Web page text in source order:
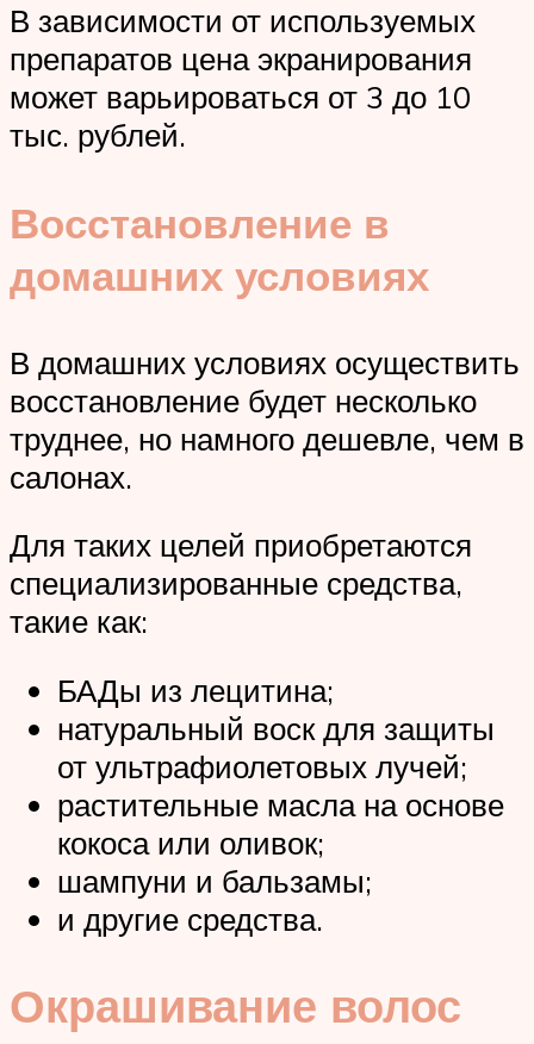
В зависимости от используемых
препаратов цена экранирования
может варьироваться от 3 до 10
тыс. рублей.
Восстановление в
домашних условиях
В домашних условиях осуществить
восстановление будет несколько
труднее, но намного дешевле, чем в
салонах.
Для таких целей приобретаются
специализированные средства,
такие как:
БАДы из лецитина;
натуральный воск для защиты
от ультрафиолетовых лучей;
растительные масла на основе
кокоса или оливок;
шампуни и бальзамы;
и другие средства.
Окрашивание волос